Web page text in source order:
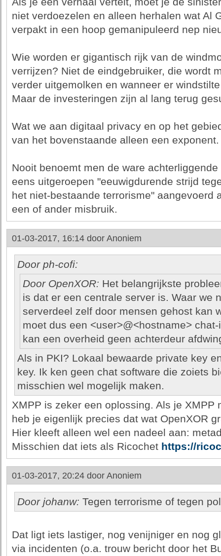
niet verdoezelen en alleen herhalen wat Al
verpakt in een hoop gemanipuleerd nep
Wie worden er gigantisch rijk van de
verrijzen? Niet de eindgebruiker, die wordt
verder uitgemolken en wanneer er
Maar de investeringen zijn al lang terug
Wat we aan digitaal privacy en op het
van het bovenstaande alleen een exponent.
Nooit benoemt men de ware
eens uitgeroepen "eeuwigdurende strijd
het niet-bestaande terrorisme" aangevoerd
een of ander misbruik.
01-03-2017, 16:14 door Anoniem
Door ph-cofi:
Door OpenXOR: Het belangrijkste
is dat er een centrale server is. Waar we
serverdeel zelf door mensen gehost kan
moet dus een <user>@<hostname>
kan een overheid geen achterdeur
Als in PKI? Lokaal bewaarde private key
key. Ik ken geen chat software die zoiets
misschien wel mogelijk maken.
XMPP is zeker een oplossing. Als je XMPP
heb je eigenlijk precies dat wat OpenXOR
Hier kleeft alleen wel een nadeel aan:
Misschien dat iets als Ricochet https://
01-03-2017, 20:24 door Anoniem
Door johanw: Tegen terrorisme of tegen
Dat ligt iets lastiger, nog venijniger en nog
via incidenten (o.a. trouw bericht door het